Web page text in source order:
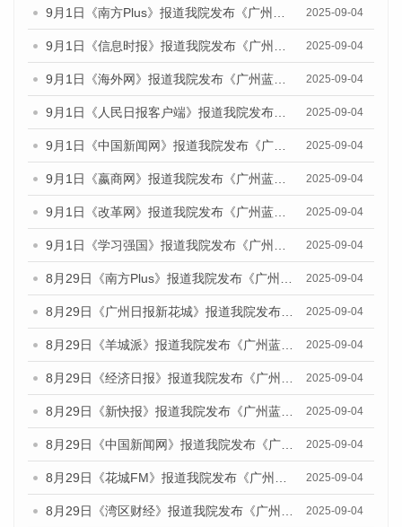
2025-09-04
2025-09-04
2025-09-04
2025-09-04
2025-09-04
2025-09-04
2025-09-04
2025-09-04
2025-09-04
2025-09-04
2025-09-04
2025-09-04
2025-09-04
2025-09-04
2025-09-04
2025-09-04